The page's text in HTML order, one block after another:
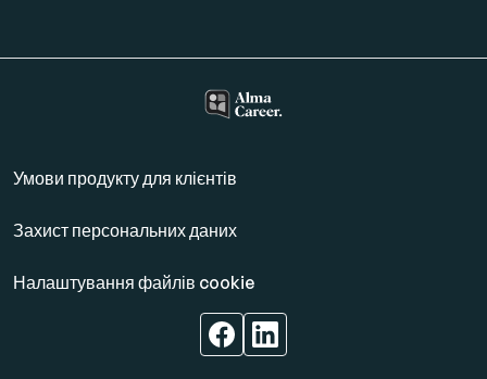
Умови продукту для клієнтів
Захист персональних даних
Налаштування файлів cookie